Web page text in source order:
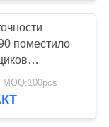
поместило
NTC для
MOQ:100pcs